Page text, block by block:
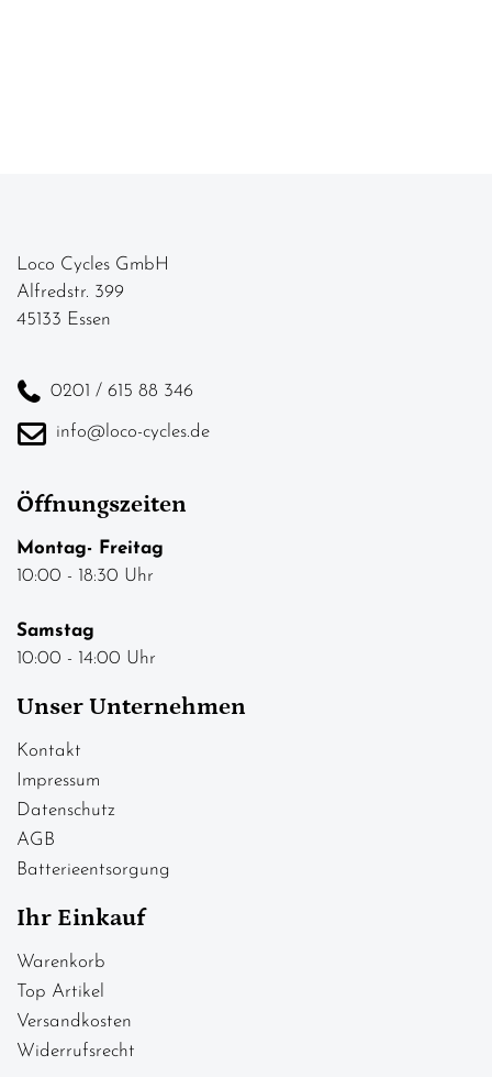
Loco Cycles GmbH
Alfredstr. 399
45133 Essen
0201 / 615 88 346
info@loco-cycles.de
Öffnungszeiten
Montag- Freitag
10:00 - 18:30 Uhr
Samstag
10:00 - 14:00 Uhr
Unser Unternehmen
Kontakt
Impressum
Datenschutz
AGB
Batterieentsorgung
Ihr Einkauf
Warenkorb
Top Artikel
Versandkosten
Widerrufsrecht